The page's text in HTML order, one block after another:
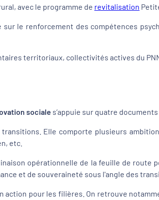
avec le programme de revitalisation
le renforcement des compétences
territoriaux, collectivités actives du
sociale s’appuie sur quatre
transitions. Elle comporte plusieurs
etc.
opérationnelle de la feuille de route
et de souveraineté sous l'angle des
action pour les filières. On retrouve